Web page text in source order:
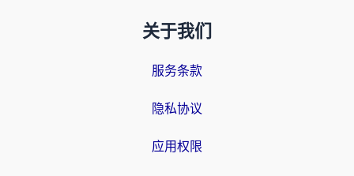
关于我们
服务条款
隐私协议
应用权限